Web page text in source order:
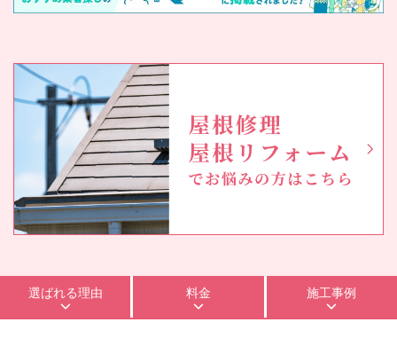
選ばれる理由 料金 施工事例